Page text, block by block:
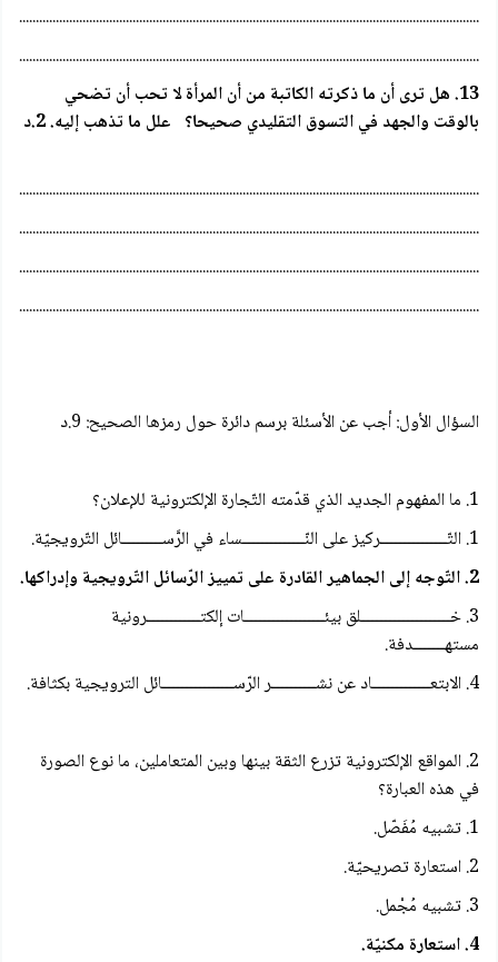
.............................................................................................................................................
.............................................................................................................................................
13. هل ترى أن ما ذكرته الكاتبة من أن المرأة لا تحب أن تضحي
بالوقت والجهد في التسوق التقليدي صحيحا؟ علل ما تذهب إليه. 2.د
.............................................................................................................................................
.............................................................................................................................................
.............................................................................................................................................
.............................................................................................................................................
السؤال الأول: أجب عن الأسئلة برسم دائرة حول رمزها الصحيح: 9.د
1. ما المفهوم الجديد الذي قدّمته التّجارة الإلكترونية للإعلان؟
1. التّـــــــــــــــركيز على النّــــــــــــــساء في الرَّســـــــــائل التّرويجيّة.
2. التّوجه إلى الجماهير القادرة على تمييز الرّسائل التّرويجية وإدراكها.
3. خــــــــــــــــــــلق بيئــــــــــــــــــات إلكتــــــــــــرونية
مستهـــــــدفة.
4. الابتعـــــــــــــاد عن نشــــــــــر الرّســــــــــــــــائل الترويجية بكثافة.
2. المواقع الإلكترونية تزرع الثقة بينها وبين المتعاملين، ما نوع الصورة
في هذه العبارة؟
1. تشبيه مُفَصّل.
2. استعارة تصريحيّة.
3. تشبيه مُجْمل.
4. استعارة مكنيّة.